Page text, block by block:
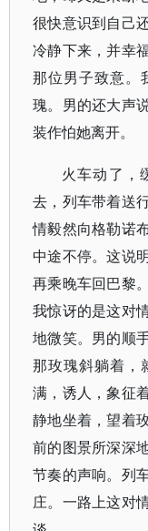
很快意识到自己
冷静下来，并幸
那位男子致意。
瑰。男的还大声
装作怕她离开。
火车动了，
去，列车带着送
情毅然向格勒诺
中途不停。这说
再乘晚车回巴黎
我惊讶的是这对
地微笑。男的顺
那玫瑰斜躺着，
满，诱人，象征
静地坐着，望着
前的图景所深深
节奏的声响。列
庄。一路上这对